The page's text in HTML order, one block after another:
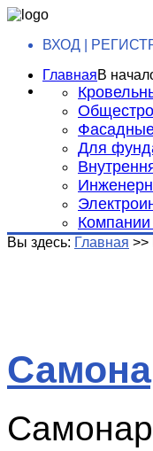
ВХОД |
ГлавнаяВ
Для
Компании
Вы здесь: Главная >>